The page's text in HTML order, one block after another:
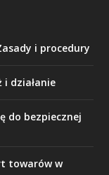
i procedury
działanie
do bezpiecznej
towarów w